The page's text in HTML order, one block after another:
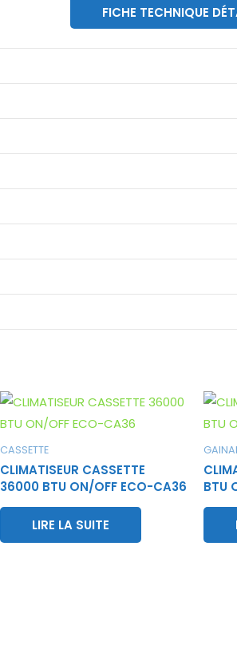
FICHE TECHNIQUE
CASSETTE
CLIMATISEUR CASSETTE
36000 BTU ON/OFF ECO-CA36
LIRE LA SUITE
BTU